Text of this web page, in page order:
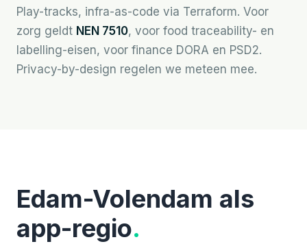
Play-tracks, infra-as-code via Terraform. Voor
zorg geldt NEN 7510, voor food traceability- en
labelling-eisen, voor finance DORA en PSD2.
Privacy-by-design regelen we meteen mee.
Edam-Volendam als
app-regio.